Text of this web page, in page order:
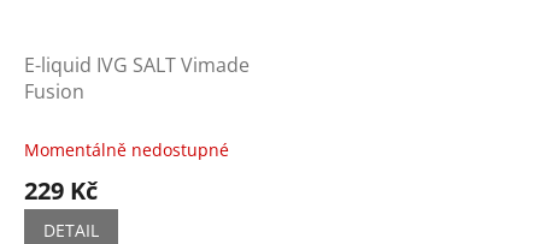
E-liquid IVG SALT Vimade
Fusion
Momentálně nedostupné
229 Kč
DETAIL